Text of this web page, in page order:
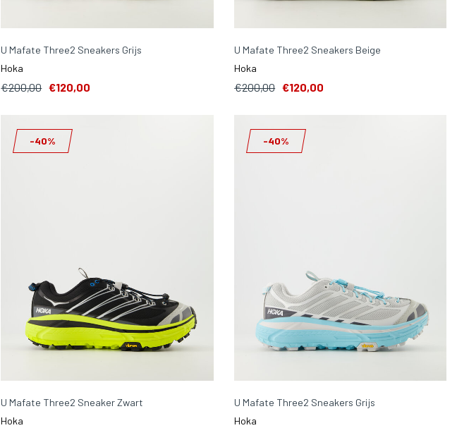
U Mafate Three2 Sneakers Grijs
Hoka
€200,00 €120,00
U Mafate Three2 Sneakers Beige
Hoka
€200,00 €120,00
-40%
U Mafate Three2 Sneaker Zwart
Hoka
-40%
U Mafate Three2 Sneakers Grijs
Hoka